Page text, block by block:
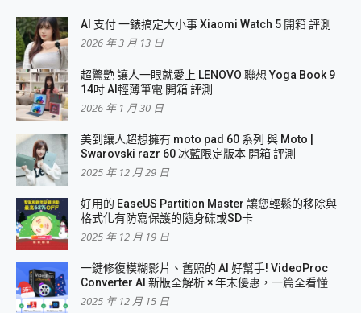
AI 支付 一錶搞定大小事 Xiaomi Watch 5 開箱 評測
2026 年 3 月 13 日
超驚艷 讓人一眼就愛上 LENOVO 聯想 Yoga Book 9
14吋 AI輕薄筆電 開箱 評測
2026 年 1 月 30 日
美到讓人超想擁有 moto pad 60 系列 與 Moto |
Swarovski razr 60 冰藍限定版本 開箱 評測
2025 年 12 月 29 日
好用的 EaseUS Partition Master 讓您輕鬆的移除與
格式化有防寫保護的隨身碟或SD卡
2025 年 12 月 19 日
一鍵修復模糊影片、舊照的 AI 好幫手! VideoProc
Converter AI 新版全解析 × 年末優惠，一篇全看懂
2025 年 12 月 15 日